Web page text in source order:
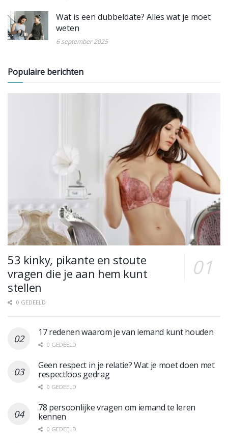
Wat is een dubbeldate? Alles wat je moet
weten
6 september 2025
Populaire berichten
53 kinky, pikante en stoute
vragen die je aan hem kunt
stellen
0 GEDEELD
17 redenen waarom je van iemand kunt houden
0 GEDEELD
Geen respect in je relatie? Wat je moet doen met
respectloos gedrag
0 GEDEELD
78 persoonlijke vragen om iemand te leren
kennen
0 GEDEELD